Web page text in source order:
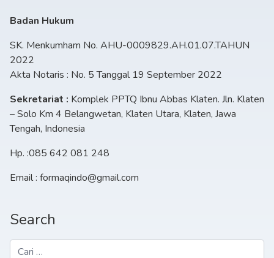
Badan Hukum
SK. Menkumham No. AHU-0009829.AH.01.07.TAHUN
2022
Akta Notaris : No. 5 Tanggal 19 September 2022
Sekretariat : Komplek PPTQ Ibnu Abbas Klaten. Jln. Klaten
– Solo Km 4 Belangwetan, Klaten Utara, Klaten, Jawa
Tengah, Indonesia
Hp. :085 642 081 248
Email : formaqindo@gmail.com
Search
Cari